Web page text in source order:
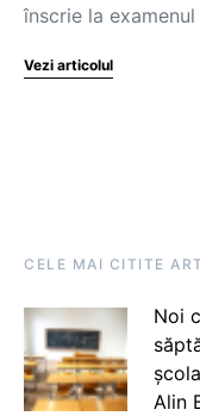
înscrie la
Vezi articolul
CELE MAI CITITE
Noi
Alin